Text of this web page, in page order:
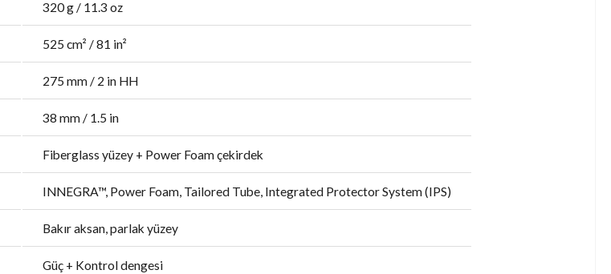
320 g / 11.3 oz
525 cm² / 81 in²
275 mm / 2 in HH
38 mm / 1.5 in
Fiberglass yüzey + Power Foam çekirdek
INNEGRA™, Power Foam, Tailored Tube, Integrated Protector System (IPS)
Bakır aksan, parlak yüzey
Güç + Kontrol dengesi